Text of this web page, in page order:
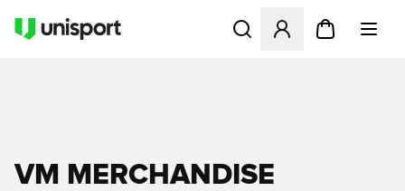
Åbner en Modal til at
VM MERCHANDISE